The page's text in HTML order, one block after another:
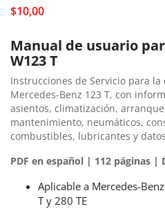
$10,00
Manual de usuario
W123 T
Instrucciones de Servicio para
Mercedes-Benz 123 T, con
asientos, climatización,
mantenimiento, neumáticos,
combustibles, lubricantes y
PDF en español | 112 páginas |
Aplicable a Mercedes-
T y 280 TE